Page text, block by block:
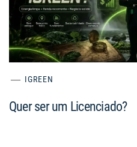
IGREEN
Quer ser um Licenciado?